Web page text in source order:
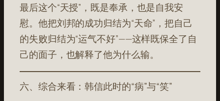
最后这个“天授”，既是奉承，也是自我安
慰。他把刘邦的成功归结为“天命”，把自己
的失败归结为“运气不好”——这样既保全了自
己的面子，也解释了他为什么输。
六、综合来看：韩信此时的“病”与“笑”